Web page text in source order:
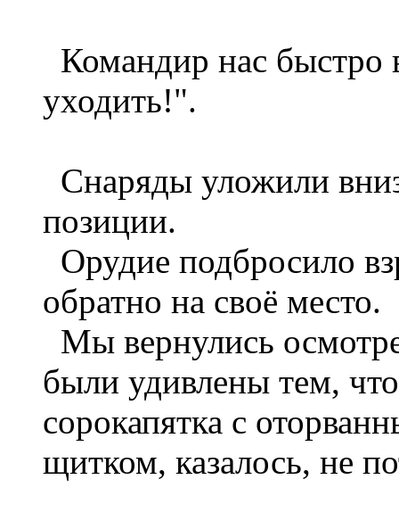
Командир нас быстро
уходить!".
Снаряды уложили
позиции.
Орудие подбросило
обратно на своё место.
Мы вернулись
были удивлены тем,
сорокапятка с
щитком, казалось, не